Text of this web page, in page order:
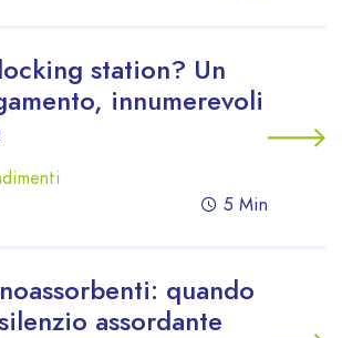
station? Un
innumerevoli
5 Min
quando
assordante